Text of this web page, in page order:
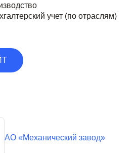
учет (по отраслям)
АО «Механический завод»